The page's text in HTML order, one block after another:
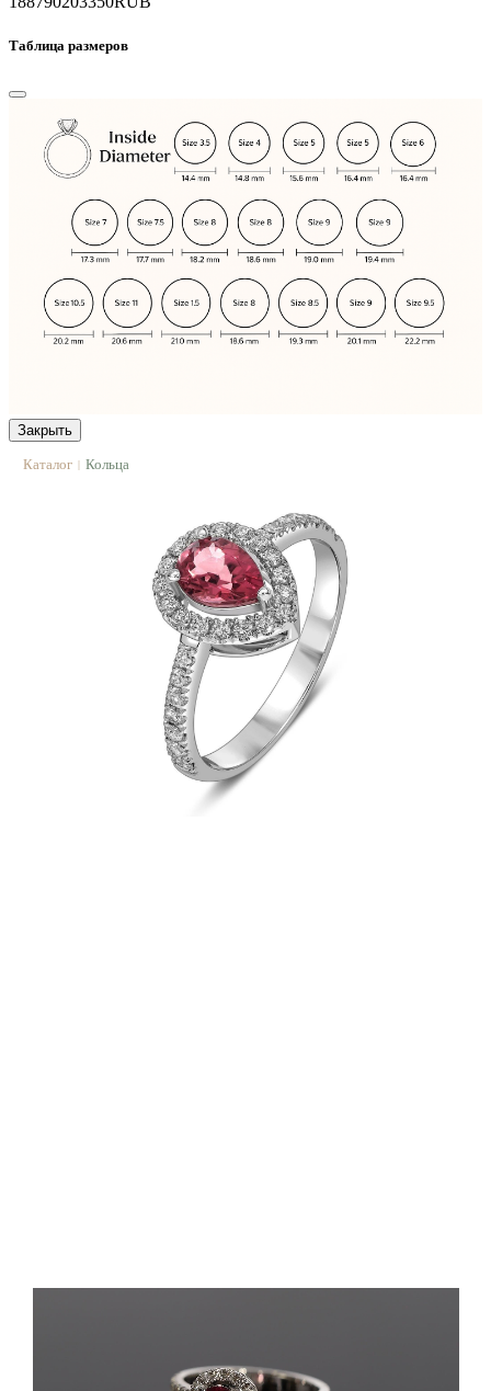
Таблица размеров
Закрыть
Каталог | Кольца